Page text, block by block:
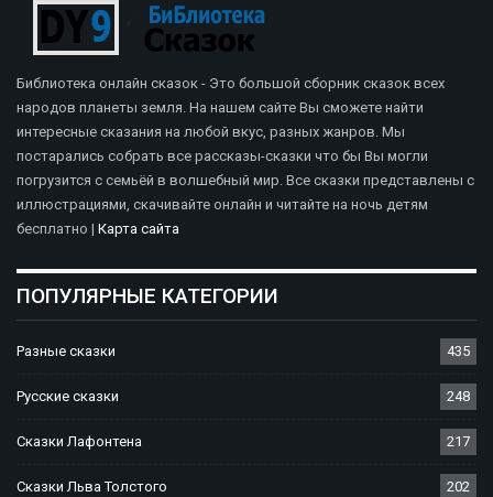
Библиотека онлайн сказок - Это большой сборник сказок всех
народов планеты земля. На нашем сайте Вы сможете найти
интересные сказания на любой вкус, разных жанров. Мы
постарались собрать все рассказы-сказки что бы Вы могли
погрузится с семьёй в волшебный мир. Все сказки представлены с
иллюстрациями, скачивайте онлайн и читайте на ночь детям
бесплатно | Карта сайта
ПОПУЛЯРНЫЕ КАТЕГОРИИ
Разные сказки 435
Русские сказки 248
Сказки Лафонтена 217
Сказки Льва Толстого 202